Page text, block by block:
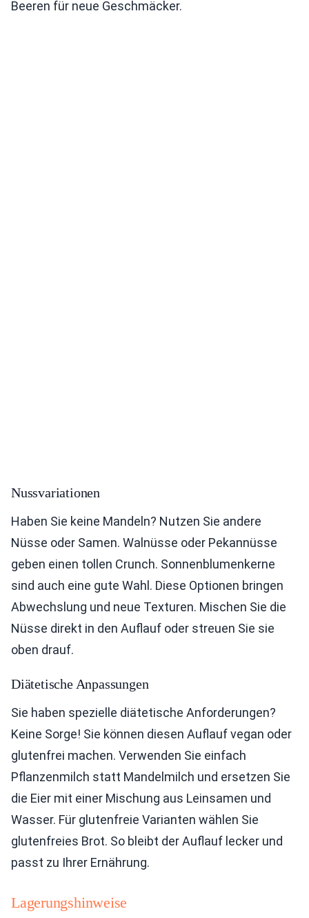
Beeren für neue Geschmäcker.
Nussvariationen
Haben Sie keine Mandeln? Nutzen Sie andere
Nüsse oder Samen. Walnüsse oder Pekannüsse
geben einen tollen Crunch. Sonnenblumenkerne
sind auch eine gute Wahl. Diese Optionen bringen
Abwechslung und neue Texturen. Mischen Sie die
Nüsse direkt in den Auflauf oder streuen Sie sie
oben drauf.
Diätetische Anpassungen
Sie haben spezielle diätetische Anforderungen?
Keine Sorge! Sie können diesen Auflauf vegan oder
glutenfrei machen. Verwenden Sie einfach
Pflanzenmilch statt Mandelmilch und ersetzen Sie
die Eier mit einer Mischung aus Leinsamen und
Wasser. Für glutenfreie Varianten wählen Sie
glutenfreies Brot. So bleibt der Auflauf lecker und
passt zu Ihrer Ernährung.
Lagerungshinweise